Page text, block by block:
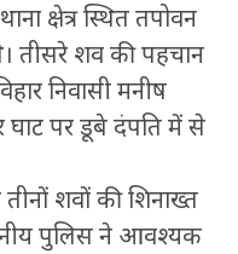
क्षेत्र स्थित तपोवन
तीसरे शव की पहचान
निवासी मनीष
पर डूबे दंपति में से
शवों की शिनाख्त
पुलिस ने आवश्यक